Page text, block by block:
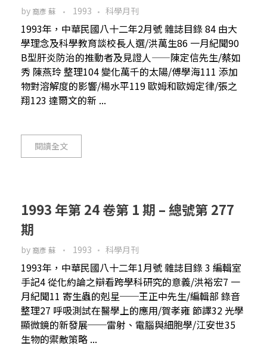
by 裔彥 蘇 1993 科學月刊
1993年，中華民國八十二年2月號 雜誌目錄 84 由大
學理念及科學教育談校長人選/洪萬生86 一月紀聞90
B型肝炎防治的推動者及見證人——陳定信先生/蔡如
秀 陳燕玲 整理104 變化萬千的太陽/傅學海111 添加
物對溶解度的影響/楊水平119 歐姆和歐姆定律/張之
翔123 達爾文的新 ...
閱讀全文
1993 年第 24 卷第 1 期 – 總號第 277
期
by 裔彥 蘇 1993 科學月刊
1993年，中華民國八十二年1月號 雜誌目錄 3 編輯室
手記4 從化約論之辯看跨學科研究的意義/洪裕宏7 一
月紀聞11 寄生蟲的剋星──王正中先生/編輯部 錄音
整理27 呼吸測試在醫學上的應用/賀孝雍 節譯32 光學
顯微鏡的新發展──雷射、電腦與細胞學/江安世35
生物的禦敵策略 ...